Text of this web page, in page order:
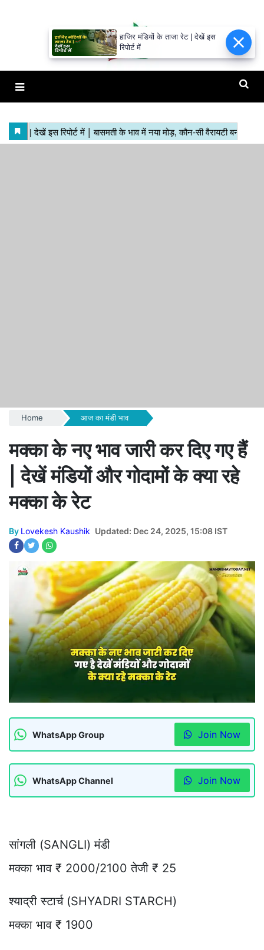
Home आज का मंडी भाव
मक्का के नए भाव जारी कर दिए गए हैं
| देखें मंडियों और गोदामों के क्या रहे
मक्का के रेट
By Lovekesh Kaushik Updated: Dec 24, 2025, 15:08 IST
WhatsApp Group Join Now
WhatsApp Channel Join Now
सांगली (SANGLI) मंडी
मक्का भाव ₹ 2000/2100 तेजी ₹ 25
श्याद्री स्टार्च (SHYADRI STARCH)
मक्का भाव ₹ 1900
हाजिर मंडियों के ताजा रेट | देखें इस
रिपोर्ट में